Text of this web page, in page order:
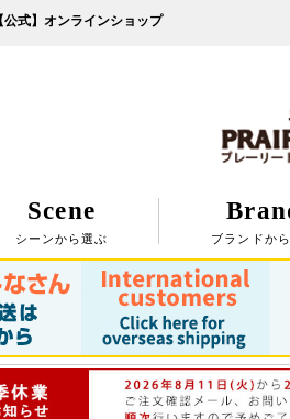
公式】オンラインショップ
Scene
シーンから選ぶ ブランドか
検索